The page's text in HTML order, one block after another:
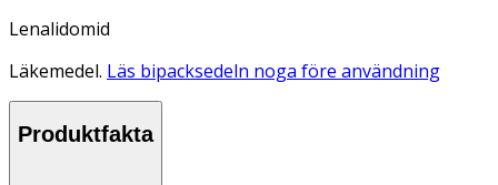
Lenalidomid
Läkemedel. Läs bipacksedeln noga före användning
Produktfakta